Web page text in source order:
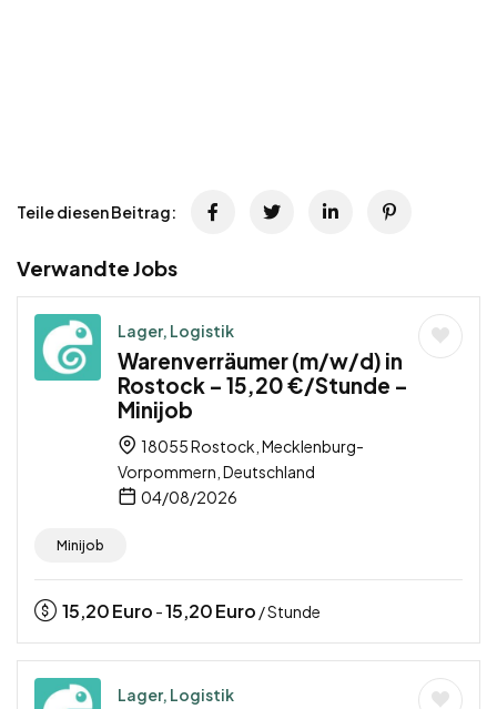
Teile diesen Beitrag:
Verwandte Jobs
Lager, Logistik
Warenverräumer (m/w/d) in
Rostock – 15,20 €/Stunde –
Minijob
18055 Rostock, Mecklenburg-
Vorpommern, Deutschland
04/08/2026
Minijob
15,20Euro -15,20Euro / Stunde
Lager, Logistik